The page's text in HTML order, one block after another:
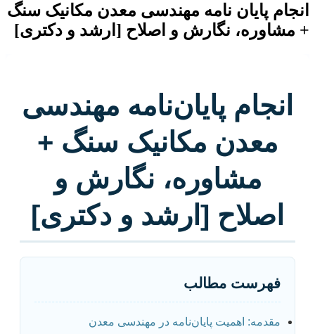
انجام پایان نامه مهندسی معدن مکانیک سنگ
+ مشاوره، نگارش و اصلاح [ارشد و دکتری]
انجام پایان‌نامه مهندسی
معدن مکانیک سنگ +
مشاوره، نگارش و
اصلاح [ارشد و دکتری]
فهرست مطالب
مقدمه: اهمیت پایان‌نامه در مهندسی معدن